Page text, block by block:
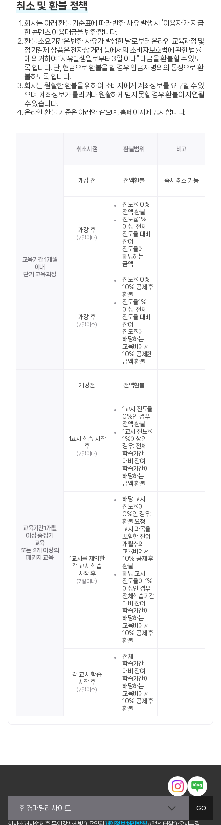
취소 및 환불 정책
회사는 아래 환불 기준표에 따라 반환 사유 발생 시 ‘이용자’가 지급
한 콘텐츠 이용대금을 반환합니다.
환불 소요기간은 반환 사유가 발생한 날로부터 온라인 교육과정 및
정기결제 상품은 전자상거래 등에서의 소비자보호법에 관한 법률
에 의거하여 “사유발생일로부터 3일 이내” 대금을 환불할 수 있도
록 합니다. 단, 현금으로 환불을 할 경우 입금자 명의의 통장으로 환
불하도록 합니다.
회사는 원활한 환불을 위하여 소비자에게 계좌정보를 요구할 수 있
으며, 계좌정보가 틀리거나 원활하게 받지못할 경우 환불이 지연될
수 있습니다.
온라인 환불 기준은 아래와 같으며, 홈페이지에 공지합니다.
취소시점 환불범위 비고
교육기간 1개월
이내
단기 교육과정
개강 전 전액환불 즉시 취소 가능
개강 후
(7일 이내)
진도율 0%:
전액 환불
진도율1%
이상: 전체
진도율 대비
잔여
진도율에
해당하는
금액
개강 후
(7일 이후)
진도율 0%:
10% 공제 후
환불
진도율1%
이상: 전체
진도율 대비
잔여
진도율에
해당하는
교육비에서
10% 공제한
금액 환불
교육기간1개월
이상 중장기
교육
또는 2개 이상의
패키지 교육
개강전 전액환불
1교시 학습 시작
후
(7일 이내)
1교시 진도율
0%인 경우:
전액 환불
1교시 진도율
1%이상인
경우: 전체
학습기간
대비 잔여
학습기간에
해당하는
금액 환불
1교시를 제외한
각 교시 학습
시작 후
(7일 이내)
해당 교시
진도율이
0%인 경우:
환불 요청
교시 과목을
포함한 잔여
개월수의
교육비에서
10% 공제 후
환불
해당 교시
진도율이 1%
이상인 경우:
전체학습기간
대비 잔여
학습기간에
해당하는
교육비에서
10% 공제 후
환불
각 교시 학습
시작 후
(7일 이후)
전체
학습기간
대비 잔여
학습기간에
해당하는
교육비에서
10% 공제 후
환불
GO